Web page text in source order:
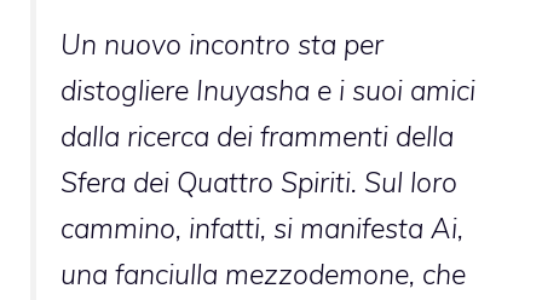
Un nuovo incontro sta per
distogliere Inuyasha e i suoi amici
dalla ricerca dei frammenti della
Sfera dei Quattro Spiriti. Sul loro
cammino, infatti, si manifesta Ai,
una fanciulla mezzodemone, che